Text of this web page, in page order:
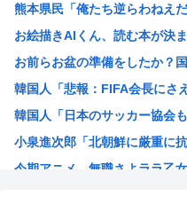
【画像】大谷真美子のJK時代
中国、技術者の出国を制限へ
【画像】移民のお値段、明ら
台風13号、沖縄通過後に
大石あきこ、政治活動の休止
富裕層の｢ペット離れ｣が止ま
熊本県民「俺たち逆らわねえ
お絵描きAIくん、読む本が決
お前らお盆の準備をしたか？
韓国人「悲報：FIFA会長にさ
韓国人「日本のサッカー協会
小泉進次郎「北朝鮮に厳重に
今期アニメ、無職さよララ乙